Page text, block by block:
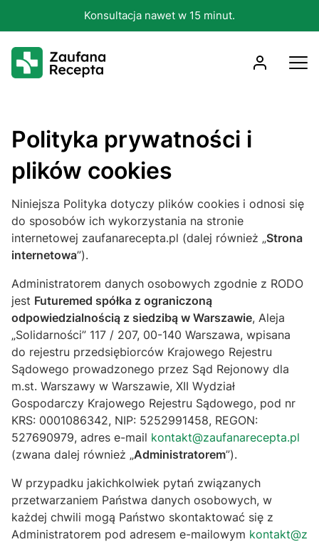
Codziennie 7:00–23:00.
Konsultacja nawet w 15 minut.
Polityka prywatności i
plików cookies
Niniejsza Polityka dotyczy plików cookies i odnosi się
do sposobów ich wykorzystania na stronie
internetowej zaufanarecepta.pl (dalej również „Strona
internetowa”).
Administratorem danych osobowych zgodnie z RODO
jest Futuremed spółka z ograniczoną
odpowiedzialnością z siedzibą w Warszawie, Aleja
„Solidarności” 117 / 207, 00-140 Warszawa, wpisana
do rejestru przedsiębiorców Krajowego Rejestru
Sądowego prowadzonego przez Sąd Rejonowy dla
m.st. Warszawy w Warszawie, XII Wydział
Gospodarczy Krajowego Rejestru Sądowego, pod nr
KRS: 0001086342, NIP: 5252991458, REGON:
527690979, adres e-mail kontakt@zaufanarecepta.pl
(zwana dalej również „Administratorem”).
W przypadku jakichkolwiek pytań związanych
przetwarzaniem Państwa danych osobowych, w
każdej chwili mogą Państwo skontaktować się z
Administratorem pod adresem e-mailowym kontakt@z